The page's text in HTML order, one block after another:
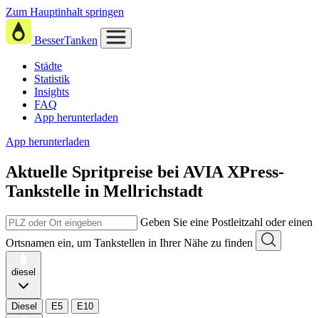
Zum Hauptinhalt springen
BesserTanken
Städte
Statistik
Insights
FAQ
App herunterladen
App herunterladen
Aktuelle Spritpreise bei AVIA XPress-
Tankstelle in Mellrichstadt
Geben Sie eine Postleitzahl oder einen
Ortsnamen ein, um Tankstellen in Ihrer Nähe zu finden
diesel
Diesel E5 E10